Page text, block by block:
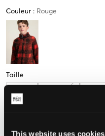
This website uses cookies
Couleur : Rouge
Taille
S
(132 cm)